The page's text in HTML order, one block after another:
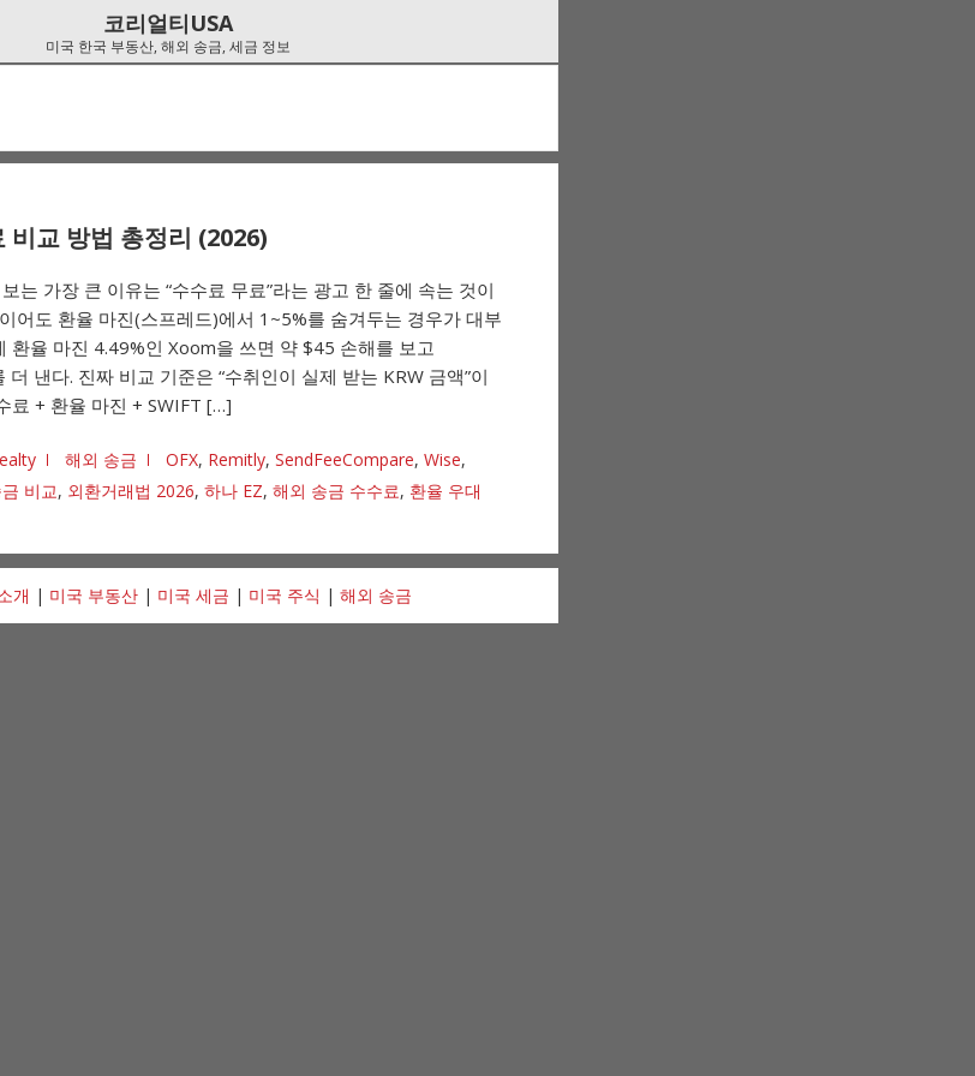
코리얼티USA
미국 한국 부동산, 해외 송금, 세금 정보
비교 방법 총정리 (2026)
는 가장 큰 이유는 “수수료 무료”라는 광고 한 줄에 속는 것이
어도 환율 마진(스프레드)에서 1~5%를 숨겨두는 경우가 대부
환율 마진 4.49%인 Xoom을 쓰면 약 $45 손해를 보고
낸다. 진짜 비교 기준은 “수취인이 실제 받는 KRW 금액”이
료 + 환율 마진 + SWIFT […]
해외 송금 OFX, Remitly, SendFeeCompare, Wise,
비교, 외환거래법 2026, 하나 EZ, 해외 송금 수수료, 환율 우대
개 | 미국 부동산 | 미국 세금 | 미국 주식 | 해외 송금